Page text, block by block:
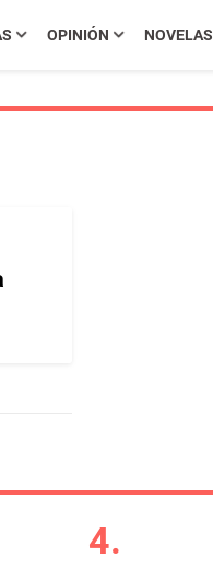
OPINIÓN NOVELAS